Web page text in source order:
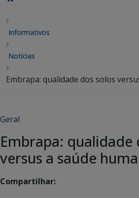
Informativos
Notícias
Embrapa: qualidade dos solos
Geral
Embrapa: qualidade
versus a saúde
Compartilhar: